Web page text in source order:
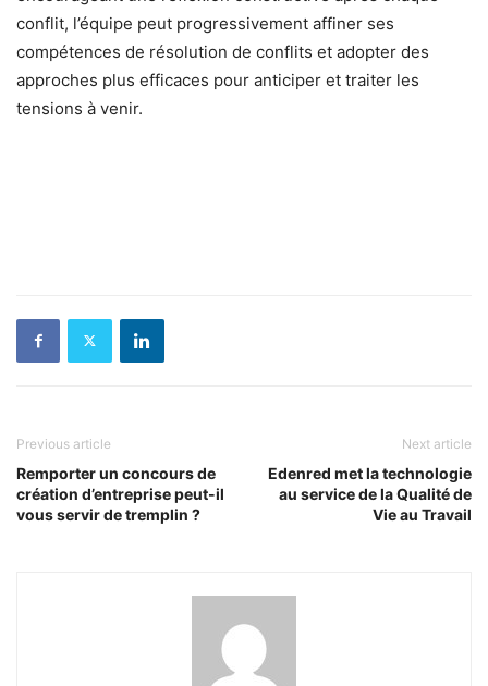
conflit, l’équipe peut progressivement affiner ses
compétences de résolution de conflits et adopter des
approches plus efficaces pour anticiper et traiter les
tensions à venir.
Previous article
Remporter un concours de
création d’entreprise peut-il
vous servir de tremplin ?
Next article
Edenred met la technologie
au service de la Qualité de
Vie au Travail